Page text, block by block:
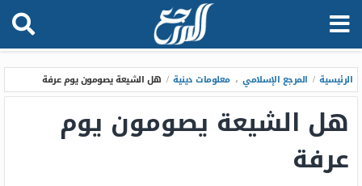
الرئيسية / المرجع الإسلامي ، معلومات دينية / هل الشيعة يصومون يوم عرفة
هل الشيعة يصومون يوم
عرفة